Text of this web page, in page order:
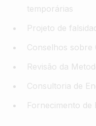
temporárias
Projeto de
Conselhos sobre
Revisão da
Consultoria de
Fornecimento de